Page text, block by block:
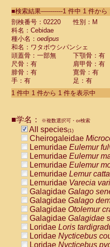
CebidaeSaguinus
Cebidae Saguinus
Cebidae
Cebidae
CebidaeSaguinus
Cebidae Saguinus
Cebidae Saguinus
Cebidae Saguinusspp.
Cebidae Aotus
Cebidae Cebus
CebidaeCebus
CebidaeCebus
CebidaeSaimiri
CebidaeSaimiri
AtelidaeAlouatta
AtelidaeAlouatta fusca
AtelidaeAlouatta
AtelidaeAlouattaspp.
AtelidaeAteles
AtelidaeAteles
AtelidaeAteles
AtelidaeAtelesspp.(0)
Atelidae Lagothrix
AtelidaeLagothrix
PitheciidaeCacajao
■検索結果-----------1 件中 1 件から
剖検番号：02220
性別：M
科名：Cebidae
種小名： oedipus
和名：ワタボウシパンシェ
頭蓋骨：一部無
下顎骨：有
尺骨：有
肩甲骨：有
腓骨：有
寛骨：有
手：有
足：有
1 件中 1 件から 1 件を表示中
■学名： ※複数選択可・or検索
All species(1)
Cheirogaleidae
Lemuridae Eulemur
Lemuridae Eulemur
Lemuridae Eulemur
Lemuridae Lemur catta
Lemuridae Varecia
Galagidae Galago
Galagidae Galago
Galagidae Otolemur
Galagidae Galagidae
Loridae Loris
Loridae Nycticebus
Loridae Nycticebus